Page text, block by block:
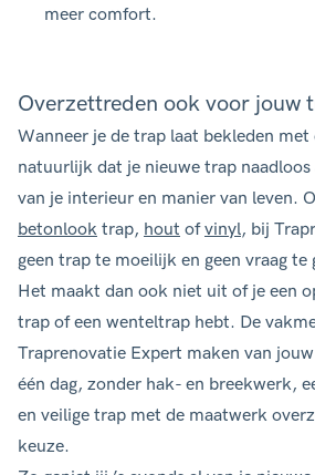
meer comfort.
Overzettreden ook voor jouw
Wanneer je de trap laat bekleden
natuurlijk dat je nieuwe trap
van je interieur en manier van leven.
betonlook trap, hout ofvinyl, bij
geen trap te moeilijk en geen vraag te
Het maakt dan ook niet uit of je een
trap of een wenteltrap hebt. De
Traprenovatie Expert maken van
één dag, zonder hak- en breekwerk,
en veilige trap met de maatwerk
keuze.